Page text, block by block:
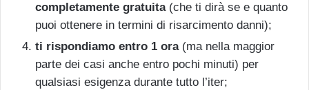
completamente gratuita (che ti dirà se e quanto
puoi ottenere in termini di risarcimento danni);
ti rispondiamo entro 1 ora(ma nella maggior
parte dei casi anche entro pochi minuti) per
qualsiasi esigenza durante tutto l’iter;